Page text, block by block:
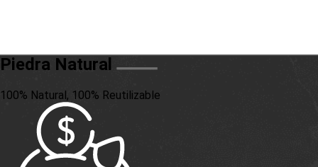
Piedra Natural
100% Natural, 100% Reutilizable